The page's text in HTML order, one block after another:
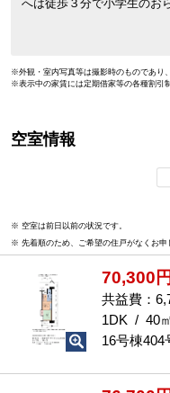
へは徒歩３分で小学生のお
※外観・室内写真等は撮影時のものであり
※表示中の家賃には定期借家等の各種割引
空室情報
な
屋
を
選
す
※ 空室は前日以前の状況です。
※ 先着順のため、ご希望の住戸がなくお申
70,300
共益費：
1DK / 40
16号棟404